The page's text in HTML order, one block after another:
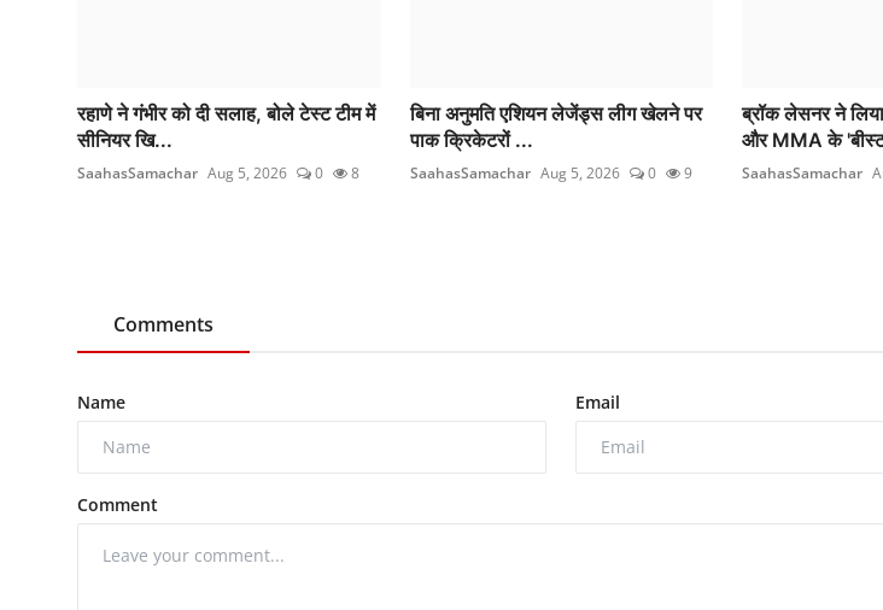
रहाणे ने गंभीर को दी सलाह, बोले टेस्ट टीम में
सीनियर खि...
SaahasSamachar Aug 5, 2026 0 8
बिना अनुमति एशियन लेजेंड्स लीग खेलने पर
पाक क्रिकेटरों ...
SaahasSamachar Aug 5, 2026 0 9
ब्रॉक लेसनर ने
और MMA के
SaahasSamachar
Comments
Name Email
Comment